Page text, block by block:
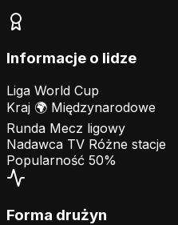
Informacje o lidze
Liga World Cup
Kraj 🌍 Międzynarodowe
Runda Mecz ligowy
Nadawca TV Różne stacje
Popularność 50%
Forma drużyn